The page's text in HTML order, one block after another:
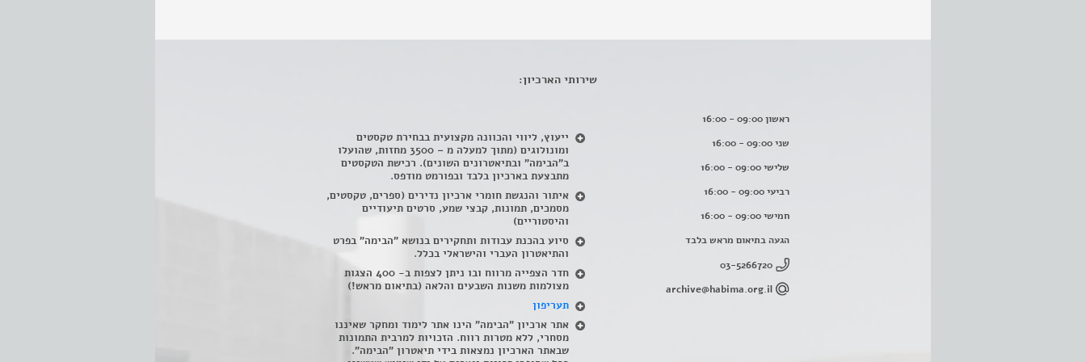
ראשון 09:00 - 16:00
שני 09:00 - 16:00
שלישי 09:00 - 16:00
רביעי 09:00 - 16:00
חמישי 09:00 - 16:00
הגעה בתיאום מראש בלבד
03-5266720
archive@habima.org.il
שירותי הארכיון:
ייעוץ, ליווי והכוונה מקצועית בבחירת טקסטים
ומונולוגים (מתוך למעלה מ – 3500 מחזות, שהועלו
ב"הבימה" ובתיאטרונים השונים). רכישת הטקסטים
מתבצעת בארכיון בלבד ובפורמט מודפס.
איתור והנגשת חומרי ארכיון נדירים (ספרים, טקסטים,
מסמכים, תמונות, קבצי שמע, סרטים תיעודיים
והיסטוריים)
סיוע בהכנת עבודות ותחקירים בנושא "הבימה" בפרט
והתיאטרון העברי והישראלי בכלל.
חדר הצפייה מרווח ובו ניתן לצפות ב- 400 הצגות
מצולמות משנות השבעים והלאה (בתיאום מראש!)
תעריפון
אתר ארכיון "הבימה" הינו אתר לימוד ומחקר שאיננו
מסחרי, ללא מטרות רווח. הזכויות למרבית התמונות
שבאתר הארכיון נמצאות בידי תיאטרון "הבימה".